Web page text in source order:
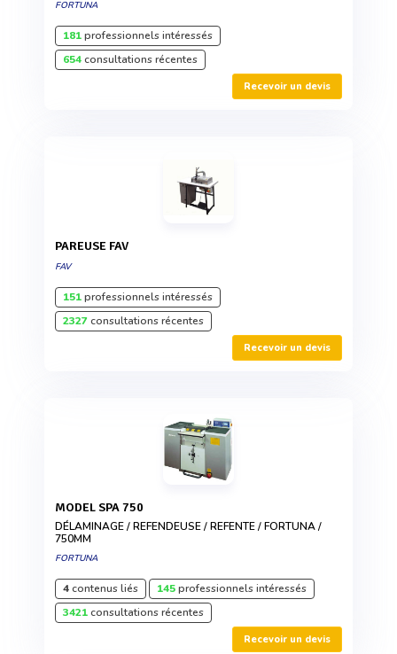
FORTUNA
181professionnels intéressés
654consultations récentes
Recevoir un devis
PAREUSE FAV
FAV
151professionnels intéressés
2327consultations récentes
Recevoir un devis
MODEL SPA 750
DÉLAMINAGE / REFENDEUSE / REFENTE / FORTUNA /
750MM
FORTUNA
4contenus liés 145professionnels intéressés
3421consultations récentes
Recevoir un devis